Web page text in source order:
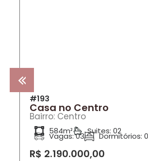
#193
Casa no Centro
Bairro: Centro
584m² Suites: 02
Vagas: 03 Dormitórios: 02
R$ 2.190.000,00